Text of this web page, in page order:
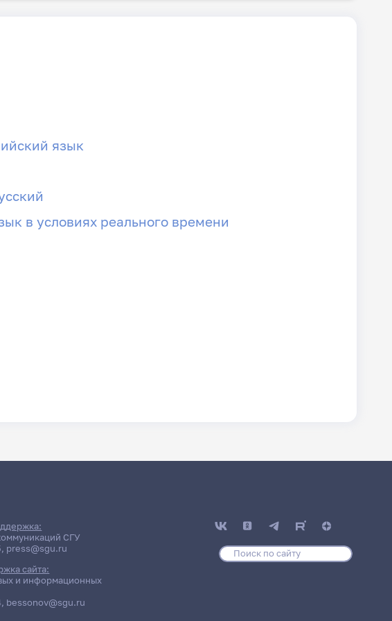
язык
в условиях реального времени
СГУ
, press@sgu.ru
сайта:
и информационных
, bessonov@sgu.ru